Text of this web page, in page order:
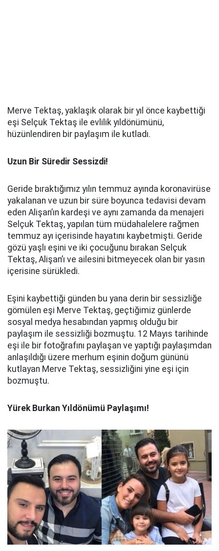
Merve Tektaş, yaklaşık olarak bir yıl önce kaybettiği
eşi Selçuk Tektaş ile evlilik yıldönümünü,
hüzünlendiren bir paylaşım ile kutladı.
Uzun Bir Süredir Sessizdi!
Geride bıraktığımız yılın temmuz ayında koronavirüse
yakalanan ve uzun bir süre boyunca tedavisi devam
eden Alişan’ın kardeşi ve aynı zamanda da menajeri
Selçuk Tektaş, yapılan tüm müdahalelere rağmen
temmuz ayı içerisinde hayatını kaybetmişti. Geride
gözü yaşlı eşini ve iki çocuğunu bırakan Selçuk
Tektaş, Alişan’ı ve ailesini bitmeyecek olan bir yasın
içerisine sürükledi.
Eşini kaybettiği günden bu yana derin bir sessizliğe
gömülen eşi Merve Tektaş, geçtiğimiz günlerde
sosyal medya hesabından yapmış olduğu bir
paylaşım ile sessizliği bozmuştu. 12 Mayıs tarihinde
eşi ile bir fotoğrafını paylaşan ve yaptığı paylaşımdan
anlaşıldığı üzere merhum eşinin doğum gününü
kutlayan Merve Tektaş, sessizliğini yine eşi için
bozmuştu.
Yürek Burkan Yıldönümü Paylaşımı!